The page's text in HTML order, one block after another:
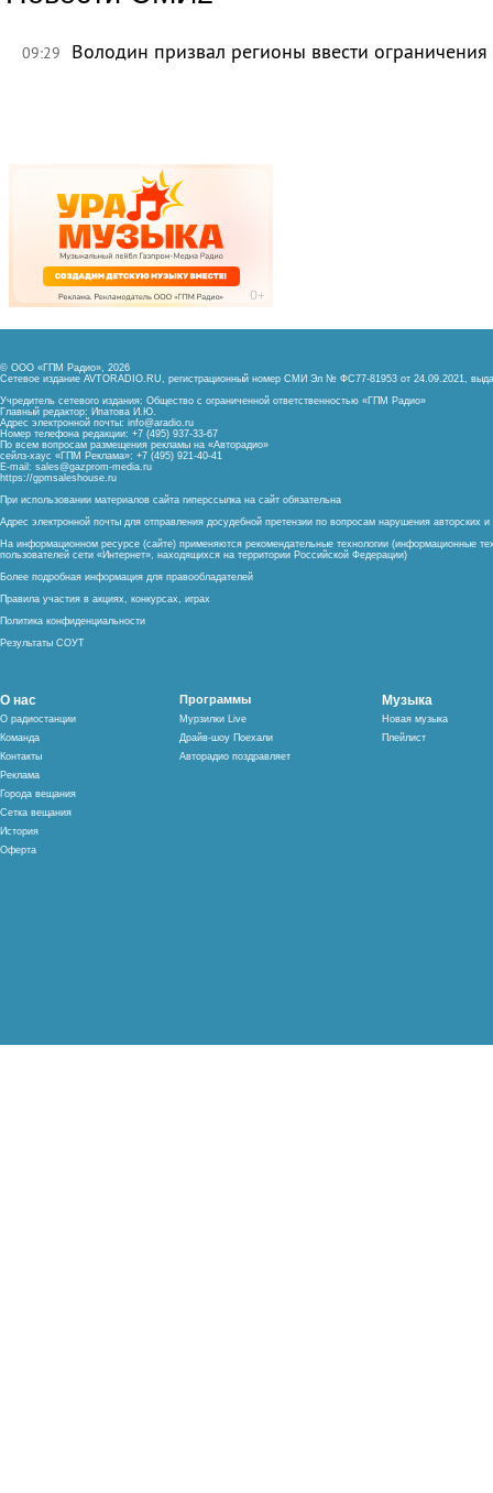
09:29 Володин призвал регионы ввести
© ООО «ГПМ Радио», 2026
Сетевое издание AVTORADIO.RU, регистрационный номер СМИ Эл № ФС77-81953 от 24.09.2021,
Учредитель сетевого издания: Общество с ограниченной ответственностью «ГПМ Радио»
Главный редактор: Ипатова И.Ю.
Адрес электронной почты: info@aradio.ru
Номер телефона редакции: +7 (495) 937-33-67
По всем вопросам размещения рекламы на «Авторадио»
сейлз-хаус «ГПМ Реклама»: +7 (495) 921-40-41
E-mail: sales@gazprom-media.ru
https://gpmsaleshouse.ru
При использовании материалов сайта гиперссылка на сайт обязательна
Адрес электронной почты для отправления досудебной претензии по вопросам нарушения авторских
На информационном ресурсе (сайте) применяются рекомендательные технологии (информационные
пользователей сети «Интернет», находящихся на территории Российской Федерации)
Более подробная информация для правообладателей
Правила участия в акциях, конкурсах, играх
Политика конфиденциальности
Результаты СОУТ
О нас
О радиостанции
Команда
Контакты
Реклама
Города вещания
Сетка вещания
История
Оферта
Программы
Мурзилки Live
Драйв-шоу Поехали
Авторадио поздравляет
Музыка
Новая музыка
Плейлист